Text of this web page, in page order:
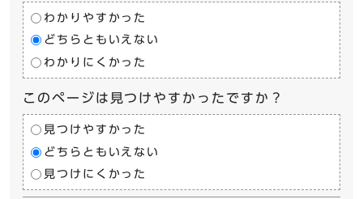
わかりやすかった
どちらともいえない
わかりにくかった
このページは見つけやすかったですか？
見つけやすかった
どちらともいえない
見つけにくかった